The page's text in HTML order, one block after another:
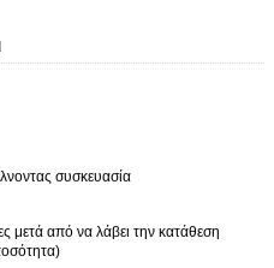
συσκευασία
μετά από να λάβει την κατάθεση